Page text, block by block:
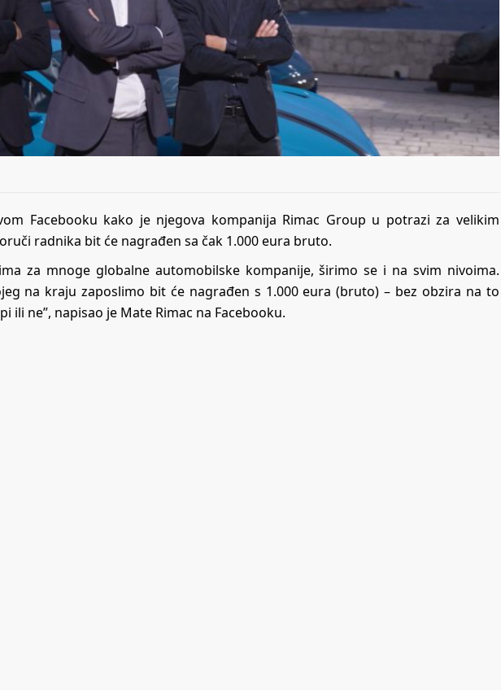
Facebooku kako je njegova kompanija Rimac Group u potrazi za velikim
radnika bit će nagrađen sa čak 1.000 eura bruto.
za mnoge globalne automobilske kompanije, širimo se i na svim nivoima.
na kraju zaposlimo bit će nagrađen s 1.000 eura (bruto) – bez obzira na to
ili ne”, napisao je Mate Rimac na Facebooku.